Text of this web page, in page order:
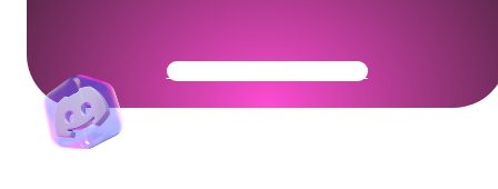
Get Your Community Ready